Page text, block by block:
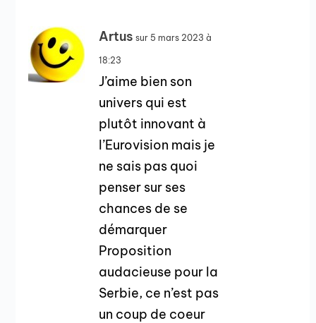
Artus sur 5 mars 2023 à
18:23
J’aime bien son
univers qui est
plutôt innovant à
l’Eurovision mais je
ne sais pas quoi
penser sur ses
chances de se
démarquer
Proposition
audacieuse pour la
Serbie, ce n’est pas
un coup de coeur